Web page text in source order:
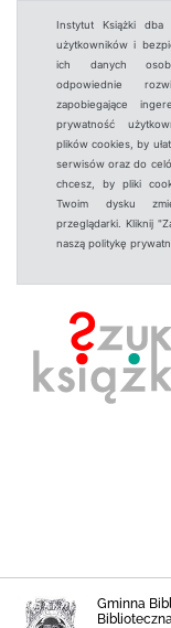
Instytut Książki
użytkowników i
ich danych
odpowiednie
zapobiegające
prywatność
plików cookies, by
serwisów oraz do
chcesz, by pliki
Twoim dysku
przeglądarki. Kliknij
naszą politykę
Gminna